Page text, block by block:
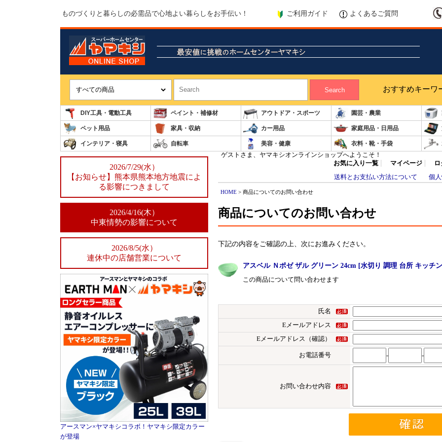
ものづくりと暮らしの必需品で心地よい暮らしをお手伝い！ ご利用ガイド よくあるご質問
Search おすすめキーワ
DIY工具・電動工具 ペイント・補修材 アウトドア・スポーツ 園芸・農業
ペット用品 家具・収納 カー用品 家庭用品・日用品
インテリア・寝具 自転車 美容・健康 衣料・靴・手袋
2026/7/29(水）
【お知らせ】熊本県熊本地方地震によ
る影響につきまして
2026/4/16(木）
中東情勢の影響について
2026/8/5(水）
連休中の店舗営業について
アースマン×ヤマキシコラボ！ヤマキシ限定カラー
が登場
ゲストさま、ヤマキシオンラインショップへようこそ！
お気に入り一覧
マイページ
送料とお支払い方法について
個
HOME > 商品についてのお問い合わせ
商品についてのお問い合わせ
下記の内容をご確認の上、次にお進みください。
アスベル Ｎポゼ ザル グリーン 24cm [水切り 調理 台所 キッチ
この商品について問い合わせます
氏名
Eメールアドレス
Eメールアドレス（確認）
お電話番号 - -
お問い合わせ内容